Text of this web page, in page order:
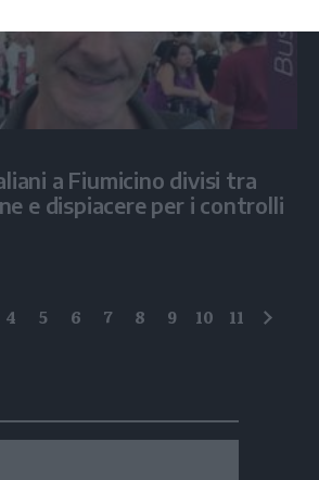
a Fiumicino divisi tra
e dispiacere per i controlli
4 5 6 7 8 9 10 11